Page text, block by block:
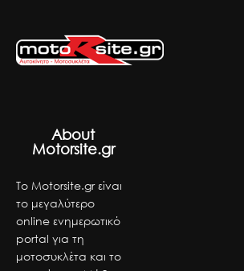
About
Motorsite.gr
Το Motorsite.gr είναι
το μεγαλύτερο
online ενημερωτικό
portal για τη
μοτοσυκλέτα και το